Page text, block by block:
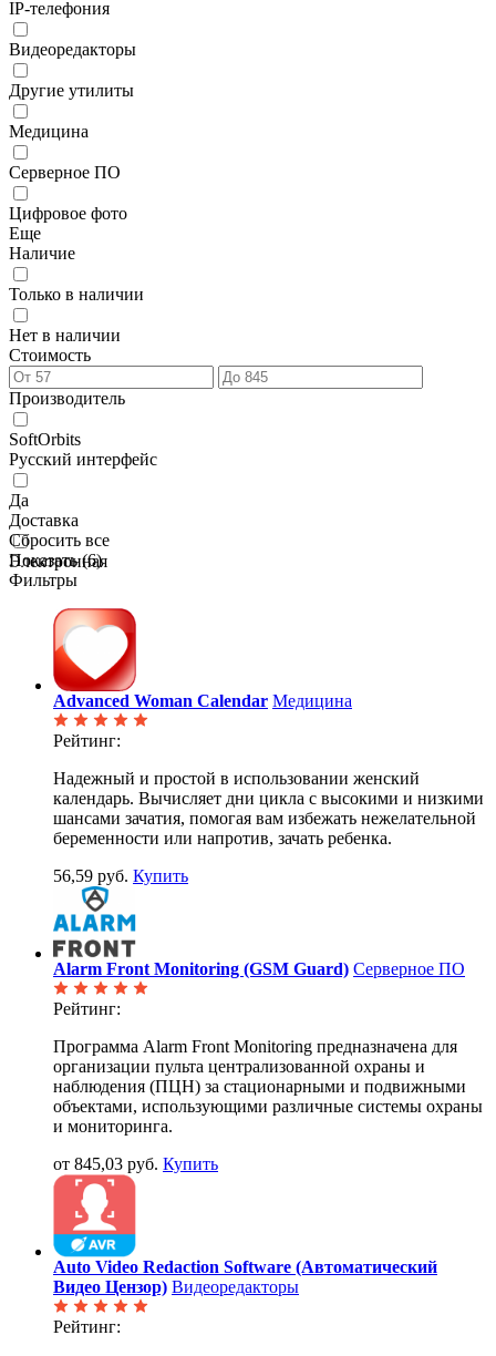
IP-телефония
Видеоредакторы
Другие утилиты
Медицина
Серверное ПО
Цифровое фото
Еще
Наличие
Только в наличии
Нет в наличии
Стоимость
Производитель
SoftOrbits
Русский интерфейс
Да
Доставка
Электронная
Сбросить все
Показать (6)
Фильтры
Advanced Woman Calendar Медицина
Рейтинг:
Надежный и простой в использовании женский
календарь. Вычисляет дни цикла с высокими и низкими
шансами зачатия, помогая вам избежать нежелательной
беременности или напротив, зачать ребенка.
56,59 руб. Купить
Alarm Front Monitoring (GSM Guard) Серверное ПО
Рейтинг:
Программа Alarm Front Monitoring предназначена для
организации пульта централизованной охраны и
наблюдения (ПЦН) за стационарными и подвижными
объектами, использующими различные системы охраны
и мониторинга.
от 845,03 руб. Купить
Auto Video Redaction Software (Автоматический
Видео Цензор) Видеоредакторы
Рейтинг: